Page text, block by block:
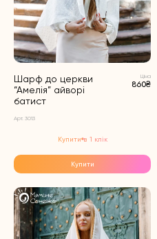
Шарф до церкви
“Амелія” айворі
батист
Арт. 3013
Ціна
860₴
Купити в 1 клік
Купити